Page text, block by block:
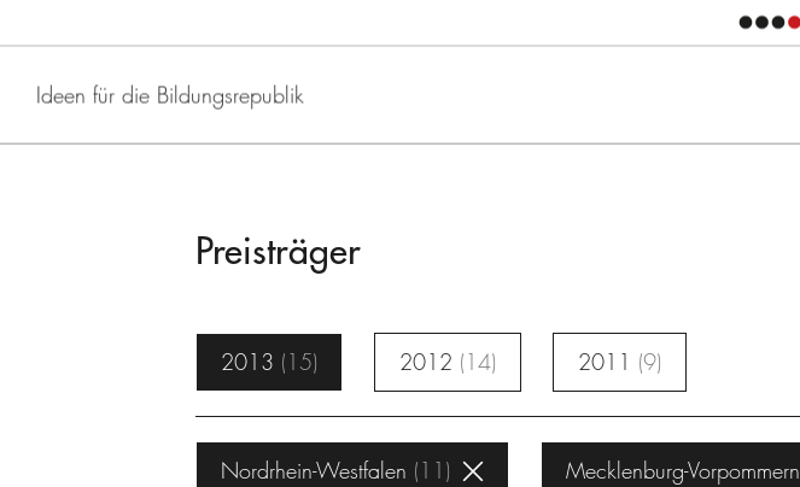
Ideen für die Bildungsrepublik
Preisträger
2013 15 2012 14 2011 9
Nordrhein-Westfalen 11 Mecklenburg-Vorpommern